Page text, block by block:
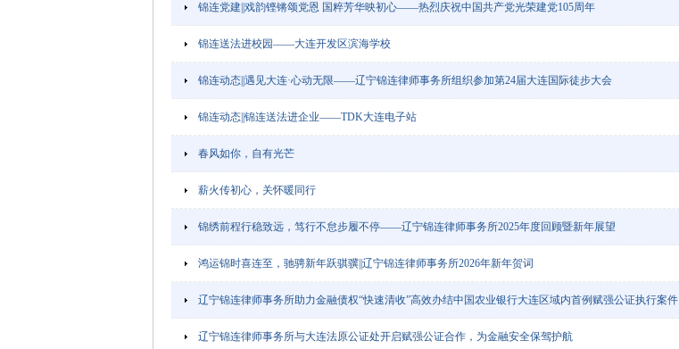
锦连党建||戏韵铿锵颂党恩 国粹芳华映初心——热烈庆祝中国共产党光荣建党105周年
锦连送法进校园——大连开发区滨海学校
锦连动态||遇见大连·心动无限——辽宁锦连律师事务所组织参加第24届大连国际徒步大会
锦连动态||锦连送法进企业——TDK大连电子站
春风如你，自有光芒
薪火传初心，关怀暖同行
锦绣前程行稳致远，笃行不怠步履不停——辽宁锦连律师事务所2025年度回顾暨新年展望
鸿运锦时喜连至，驰骋新年跃骐骥||辽宁锦连律师事务所2026年新年贺词
辽宁锦连律师事务所助力金融债权“快速清收”高效办结中国农业银行大连区域内首例赋强公证执行案件
辽宁锦连律师事务所与大连法原公证处开启赋强公证合作，为金融安全保驾护航